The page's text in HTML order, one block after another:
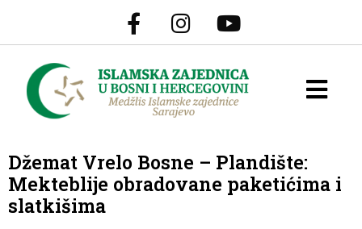
Džemat Vrelo Bosne – Plandište:
Mekteblije obradovane paketićima i
slatkišima